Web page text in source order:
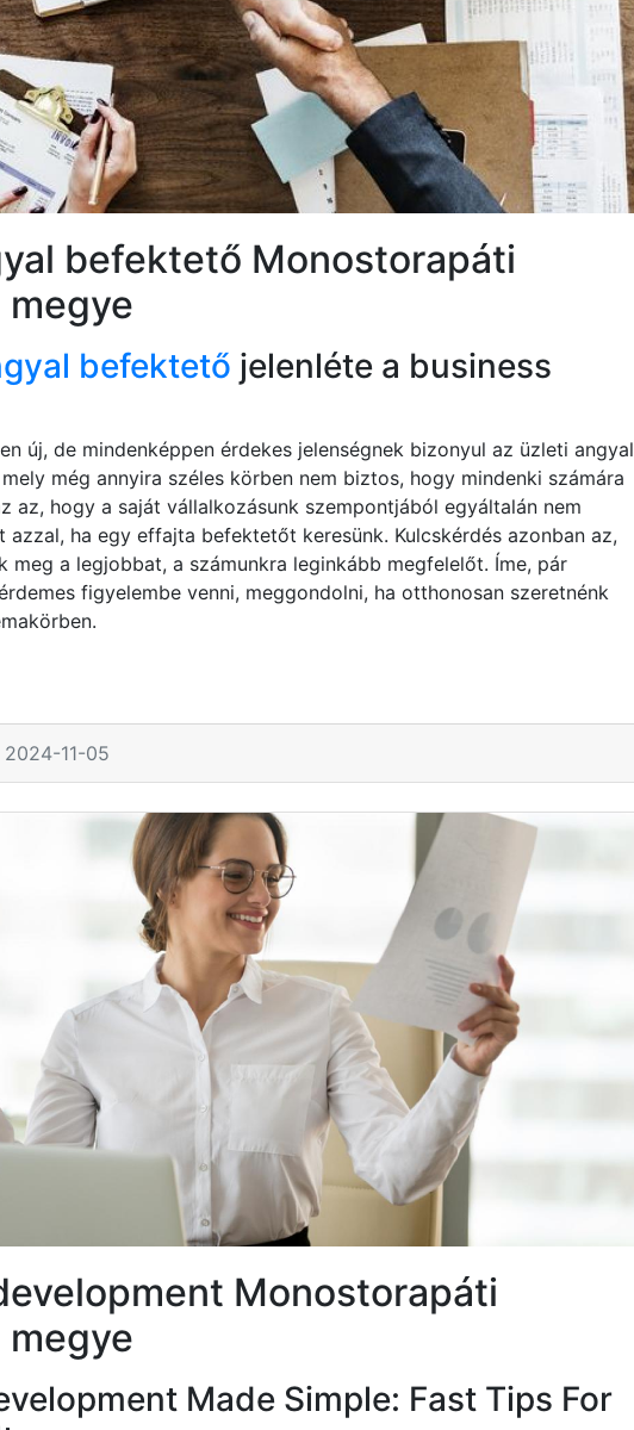
befektető Monostorapáti
megye
befektető jelenléte a business
új, de mindenképpen érdekes jelenségnek bizonyul az üzleti angyal
még annyira széles körben nem biztos, hogy mindenki számára
az, hogy a saját vállalkozásunk szempontjából egyáltalán nem
azzal, ha egy effajta befektetőt keresünk. Kulcskérdés azonban az,
meg a legjobbat, a számunkra leginkább megfelelőt. Íme, pár
figyelembe venni, meggondolni, ha otthonosan szeretnénk
11-05
Monostorapáti
megye
Made Simple: Fast Tips For